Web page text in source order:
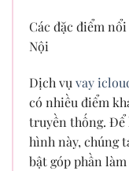
Các đặc điểm
Nội
Dịch vụ vay
có nhiều điểm
truyền thống. Để
hình này, chúng
bật góp phần